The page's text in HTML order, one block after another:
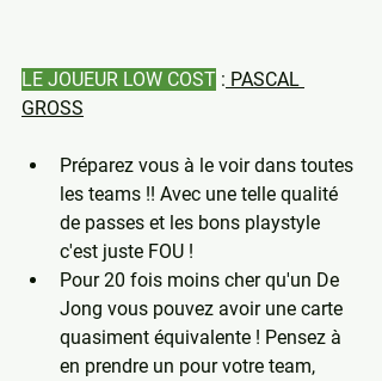
LE JOUEUR LOW COST : PASCAL
GROSS
Préparez vous à le voir dans toutes
les teams !! Avec une telle qualité
de passes et les bons playstyle
c'est juste FOU !
Pour 20 fois moins cher qu'un De
Jong vous pouvez avoir une carte
quasiment équivalente ! Pensez à
en prendre un pour votre team,